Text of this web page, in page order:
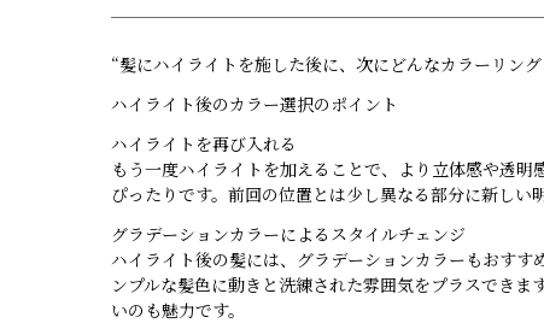
“髪にハイライトを施した後に、次にどんなカラーリン
ハイライト後のカラー選択のポイント
ハイライトを再び入れる
もう一度ハイライトを加えることで、より立体感や透
ぴったりです。前回の位置とは少し異なる部分に新しい
グラデーションカラーによるスタイルチェンジ
ハイライト後の髪には、グラデーションカラーもおす
ンプルな髪色に動きと洗練された雰囲気をプラスでき
いのも魅力です。